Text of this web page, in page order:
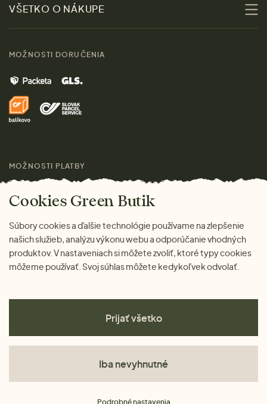
Kontakt
Značky
Pre médiá
Ženy
Muži
Domov
Darčeky
VŠETKO O NÁKUPE
Doprava a platba
MOŽNOSTI DORUČENIA
MOŽNOSTI PLATBY
Cookies Green Butik
Súbory cookies a ďalšie technológie používame na zlepšenie
našich služieb, analýzu výkonu webu a odporúčanie vhodných
produktov. V nastaveniach si môžete zvoliť, ktoré typy cookies
môžeme používať. Svoj súhlas môžete kedykoľvek odvolať.
Prijať všetko
Iba nevyhnutné
Podrobné nastavenia